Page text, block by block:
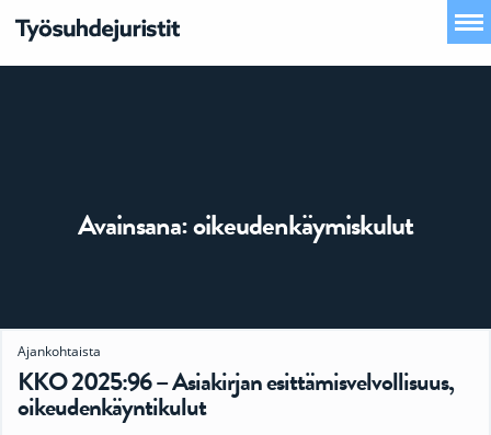
Avainsana:oikeudenkäymiskulut
Ajankohtaista
KKO 2025:96 – Asiakirjan esittämisvelvollisuus,
oikeudenkäyntikulut